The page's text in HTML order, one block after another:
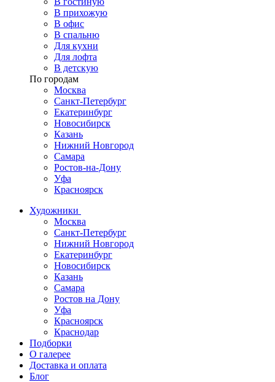
В прихожую
В офис
В спальню
Для кухни
Для лофта
В детскую
По городам
Москва
Санкт-Петербург
Екатеринбург
Новосибирск
Казань
Нижний Новгород
Самара
Ростов-на-Дону
Уфа
Красноярск
Художники
Москва
Санкт-Петербург
Нижний Новгород
Екатеринбург
Новосибирск
Казань
Самара
Ростов на Дону
Уфа
Красноярск
Краснодар
Подборки
О галерее
Доставка и оплата
Блог